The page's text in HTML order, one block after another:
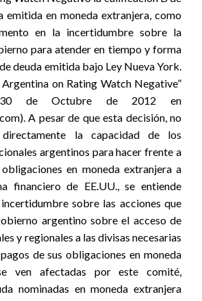
emitida en moneda extranjera, como
en la incertidumbre sobre la
para atender en tiempo y forma
deuda emitida bajo Ley Nueva York.
on Rating Watch Negative”
de Octubre de 2012 en
A pesar de que esta decisión, no
la capacidad de los
argentinos para hacer frente a
en moneda extranjera a
financiero de EE.UU., se entiende
sobre las acciones que
argentino sobre el acceso de
y regionales a las divisas necesarias
de sus obligaciones en moneda
ven afectadas por este comité,
nominadas en moneda extranjera